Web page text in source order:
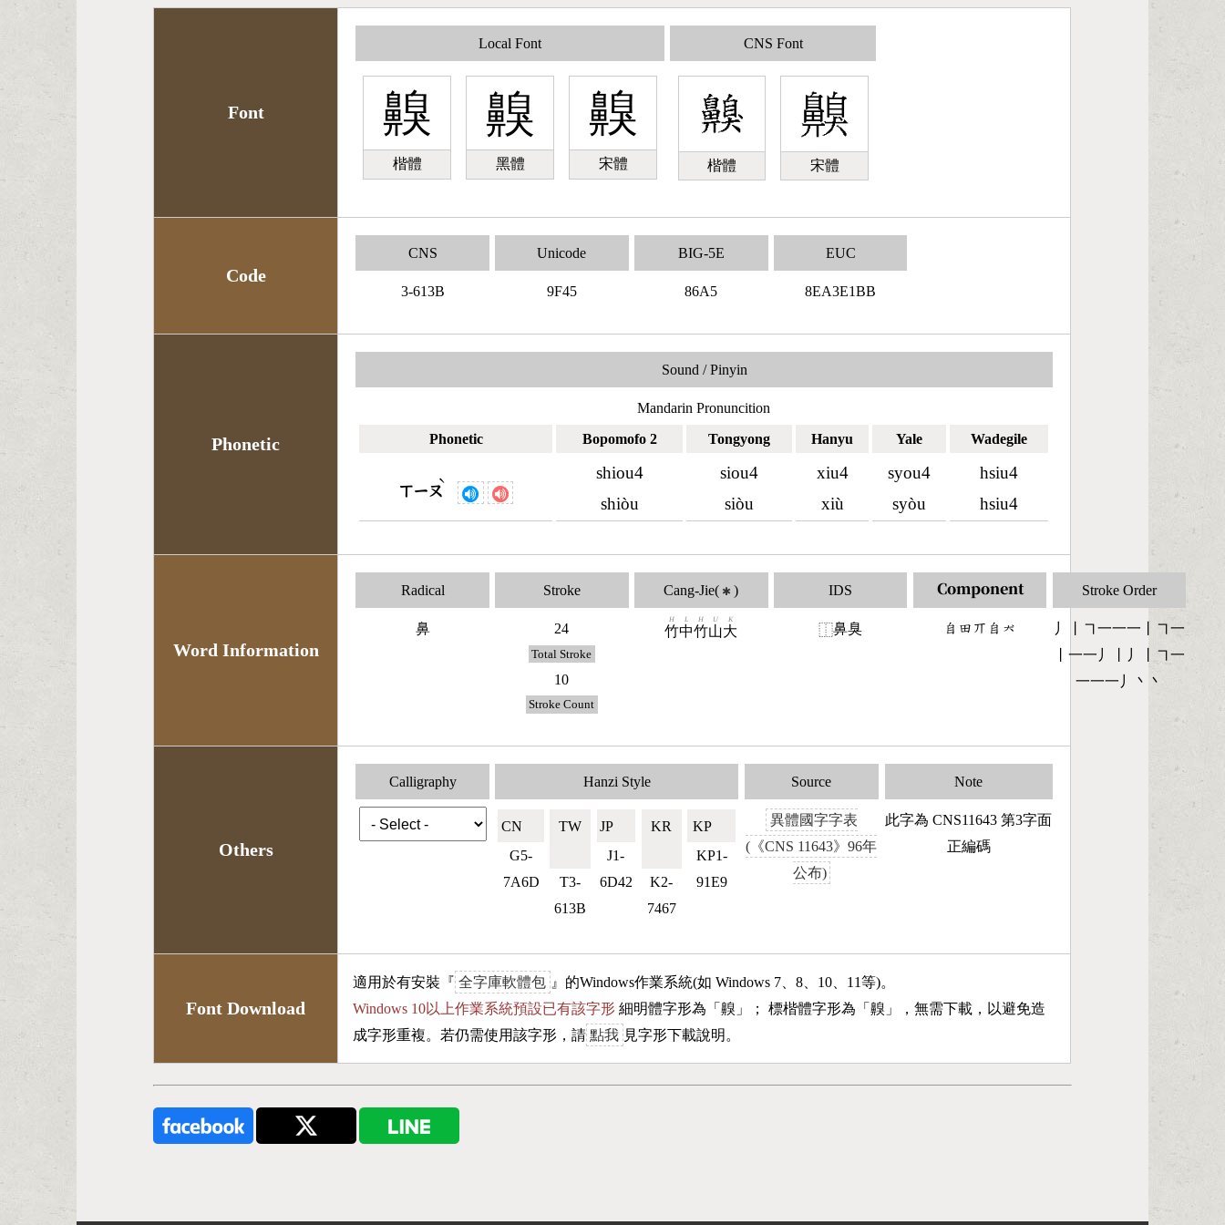
Font
Local Font
齅
楷體
齅
黑體
齅
宋體
CNS Font
楷體 宋體
Code
CNS
3-613B
Unicode
9F45
BIG-5E
86A5
EUC
8EA3E1BB
Phonetic
Sound / Pinyin
Mandarin Pronuncition
Phonetic
Bopomofo 2 Tongyong Hanyu Yale Wadegile
ㄒㄧㄡ
ˋ
shiou4
shiòu
siou4
siòu
xiu4
xiù
syou4
syòu
hsiu4
hsiu4
Word Information
Radical
鼻
Stroke
24
Total Stroke
10
Stroke Count
Cang-Jie( ✱ )
竹
H
中
L
竹
H
山
U
大
K
IDS
⿰鼻臭
Component
󶆇󶄬󶁬󶆇󶃀
Stroke Order
丿丨㇕一一一丨㇕一
丨一一丿丨丿丨㇕一
一一一丿丶丶
Others
Calligraphy Hanzi Style
CN🇨🇳
G5-
7A6D
TW
T3-
613B
JP🇯🇵
J1-
6D42
KR
K2-
7467
KP🇰🇵
KP1-
91E9
Source
異體國字字表
(《CNS 11643》96年
公布)
Note
此字為 CNS11643 第3字面
正編碼
Font Download
適用於有安裝『 全字庫軟體包 』的Windows作業系統(如 Windows 7、8、10、11等)。
Windows 10以上作業系統預設已有該字形 細明體字形為「齅 」； 標楷體字形為「齅 」，無需下載，以避免造
成字形重複。若仍需使用該字形，請 點我 見字形下載說明。